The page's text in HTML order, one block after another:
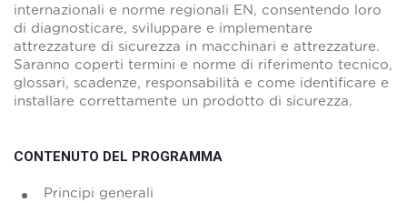
internazionali e norme regionali EN, consentendo loro
di diagnosticare, sviluppare e implementare
attrezzature di sicurezza in macchinari e attrezzature.
Saranno coperti termini e norme di riferimento tecnico,
glossari, scadenze, responsabilità e come identificare e
installare correttamente un prodotto di sicurezza.
CONTENUTO DEL PROGRAMMA
Principi generali